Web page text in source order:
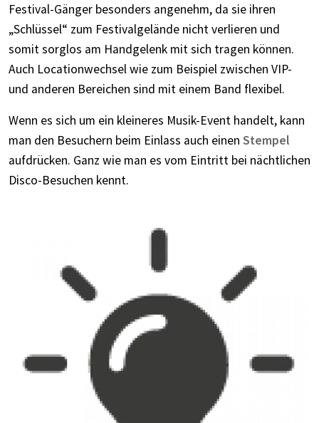
Festival-Gänger besonders angenehm, da sie ihren
„Schlüssel“ zum Festivalgelände nicht verlieren und
somit sorglos am Handgelenk mit sich tragen können.
Auch Locationwechsel wie zum Beispiel zwischen VIP-
und anderen Bereichen sind mit einem Band flexibel.
Wenn es sich um ein kleineres Musik-Event handelt, kann
man den Besuchern beim Einlass auch einen Stempel
aufdrücken. Ganz wie man es vom Eintritt bei nächtlichen
Disco-Besuchen kennt.